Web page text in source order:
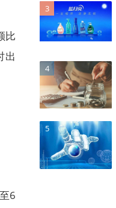
比
出
6
3
4
5